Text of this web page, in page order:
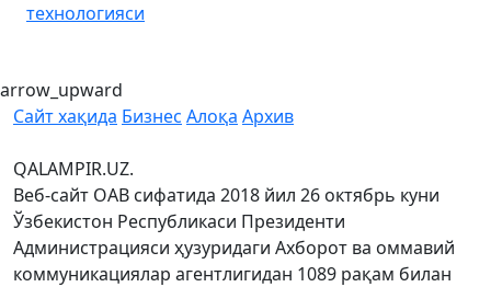
технологияси
arrow_upward
Сайт хақида Бизнес Алоқа Архив
QALAMPIR.UZ.
Веб-сайт ОАВ сифатида 2018 йил 26 октябрь куни
Ўзбекистон Республикаси Президенти
Администрацияси ҳузуридаги Ахборот ва оммавий
коммуникациялар агентлигидан 1089 рақам билан